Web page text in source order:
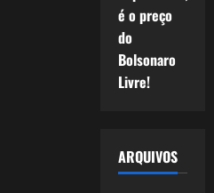
é o preço
do
Bolsonaro
Livre!
ARQUIVOS